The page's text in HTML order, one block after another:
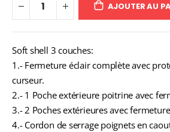
AJOUTER AU
Soft shell 3 couches:
1.- Fermeture éclair complète avec
curseur.
2.- 1 Poche extérieure poitrine avec
3.- 2 Poches extérieures avec
4.- Cordon de serrage poignets en